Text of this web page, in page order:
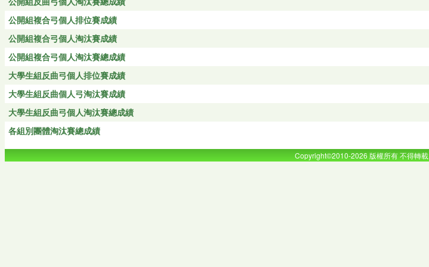
公開組複合弓個人排位賽成績
公開組複合弓個人淘汰賽成績
公開組複合弓個人淘汰賽總成績
大學生組反曲弓個人排位賽成績
大學生組反曲個人弓淘汰賽成績
大學生組反曲弓個人淘汰賽總成績
各組別團體淘汰賽總成績
Copyright©2010-2026 版權所有 不得轉載